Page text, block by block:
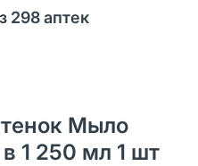
298 аптек
Мыло
1 250 мл 1 шт